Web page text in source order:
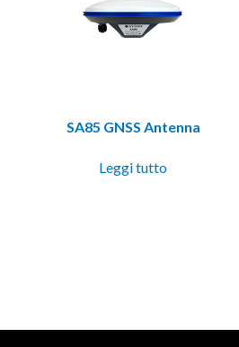
SA85 GNSS Antenna
Leggi tutto